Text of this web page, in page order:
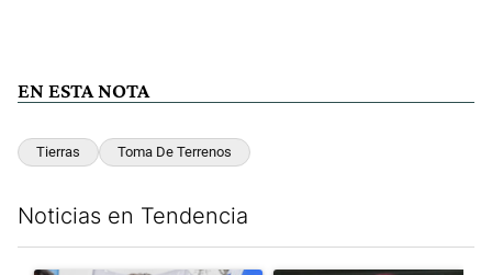
EN ESTA NOTA
Tierras Toma De Terrenos
Noticias en Tendencia